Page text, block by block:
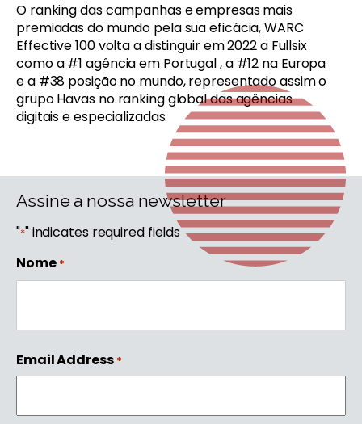
O ranking das campanhas e empresas mais
premiadas do mundo pela sua eficácia, WARC
Effective 100 volta a distinguir em 2022 a Fullsix
como a #1 agência em Portugal , a #12 na Europa
e a #38 posição no mundo, representado assim o
grupo Havas no ranking global das agências
digitais e especializadas.
Assine a nossa newsletter
"*" indicates required fields
Nome *
Email Address *